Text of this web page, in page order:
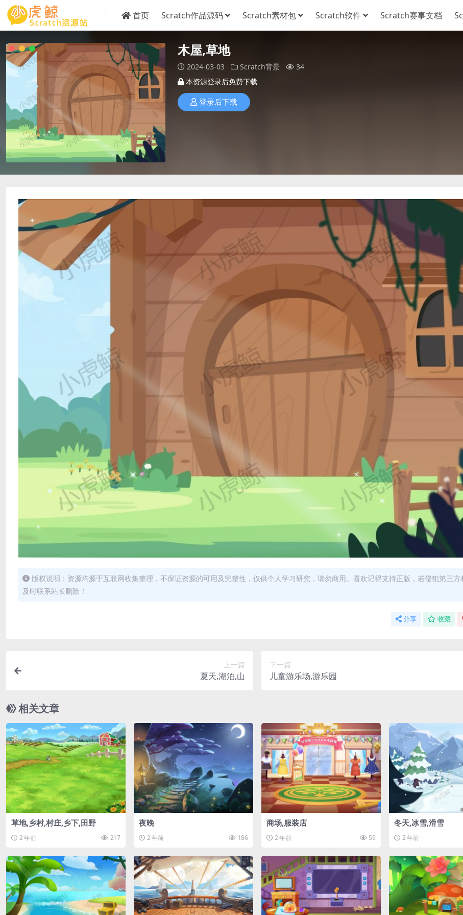
首页 Scratch作品源码 Scratch素材包 Scratch软件 Scratch赛事文档
木屋,草地
2024-03-03 Scratch背景
34
本资源登录后免费下载
登录后下载
版权说明：资源均源于互联网收集整理，不保证资源的可用及完整性，仅供个人学习研究，请勿商用。喜欢记得支持正版，若侵犯第三方
及时联系站长删除！
分享 收藏
上一篇
夏天,湖泊,山
下一篇
儿童游乐场,游乐园
相关文章
草地,乡村,村庄,乡下,田野
2 年前 217
夜晚
2 年前 186
商场,服装店
2 年前 59
冬天,冰雪,滑雪
2 年前